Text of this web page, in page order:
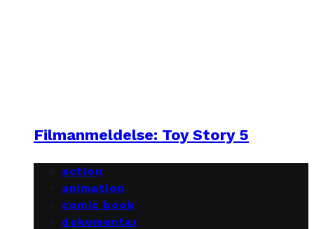
Filmanmeldelse: Toy Story 5
action
animation
comic book
dokumentar